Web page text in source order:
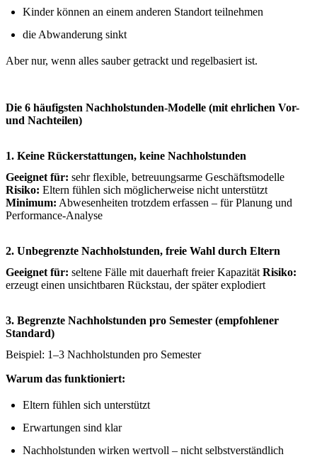
Kinder können an einem anderen Standort teilnehmen
die Abwanderung sinkt
Aber nur, wenn alles sauber getrackt und regelbasiert ist.
Die 6 häufigsten Nachholstunden-Modelle (mit ehrlichen Vor-
und Nachteilen)
1. Keine Rückerstattungen, keine Nachholstunden
Geeignet für: sehr flexible, betreuungsarme Geschäftsmodelle
Risiko: Eltern fühlen sich möglicherweise nicht unterstützt
Minimum: Abwesenheiten trotzdem erfassen – für Planung und
Performance-Analyse
2. Unbegrenzte Nachholstunden, freie Wahl durch Eltern
Geeignet für: seltene Fälle mit dauerhaft freier Kapazität Risiko:
erzeugt einen unsichtbaren Rückstau, der später explodiert
3. Begrenzte Nachholstunden pro Semester (empfohlener
Standard)
Beispiel: 1–3 Nachholstunden pro Semester
Warum das funktioniert:
Eltern fühlen sich unterstützt
Erwartungen sind klar
Nachholstunden wirken wertvoll – nicht selbstverständlich